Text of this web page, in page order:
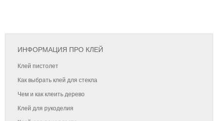
ИНФОРМАЦИЯ ПРО КЛЕЙ
Клей пистолет
Как выбрать клей для стекла
Чем и как клеить дерево
Клей для рукоделия